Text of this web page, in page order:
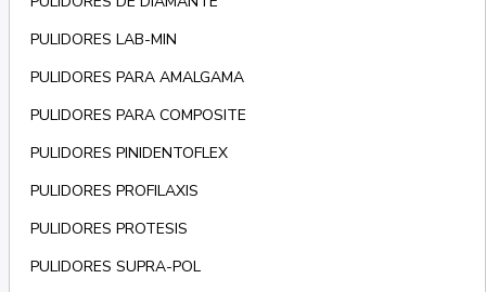
PULIDORES LAB-MIN
PULIDORES PARA AMALGAMA
PULIDORES PARA COMPOSITE
PULIDORES PINIDENTOFLEX
PULIDORES PROFILAXIS
PULIDORES PROTESIS
PULIDORES SUPRA-POL